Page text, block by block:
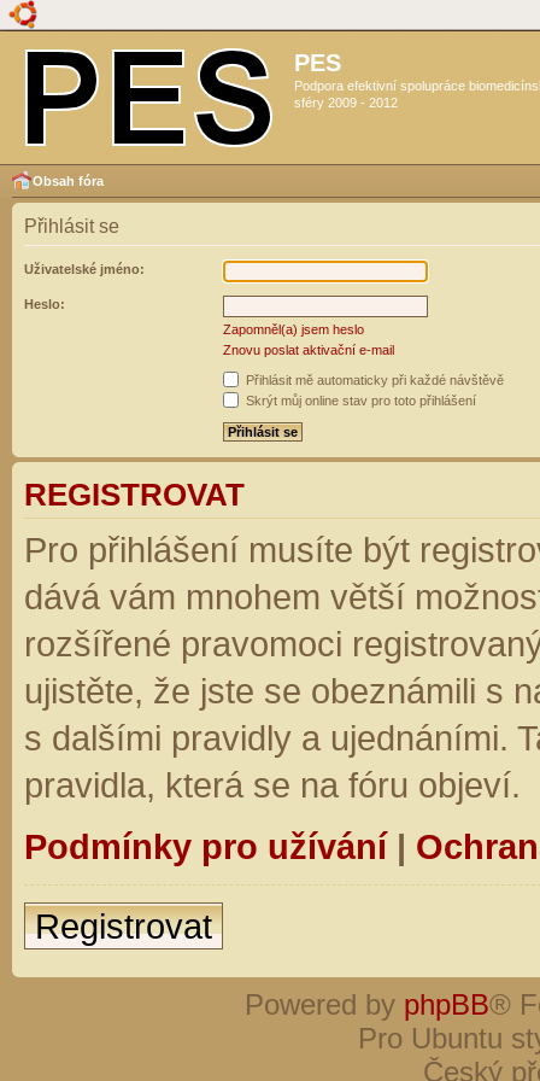
PES
Podpora efektivní spolupráce
sféry 2009 - 2012
Obsah fóra
Přihlásit se
Uživatelské jméno:
Heslo:
Zapomněl(a) jsem heslo
Znovu poslat aktivační e-mail
Přihlásit mě automaticky při každé návštěvě
Skrýt můj online stav pro toto přihlášení
REGISTROVAT
Pro přihlášení musíte být
dává vám mnohem větší
rozšířené pravomoci
ujistěte, že jste se obeznámili s
s dalšími pravidly a ujednáními.
pravidla, která se na fóru objeví.
Podmínky pro užívání|
Registrovat
Powered by phpBB®
Pro Ubuntu
Český